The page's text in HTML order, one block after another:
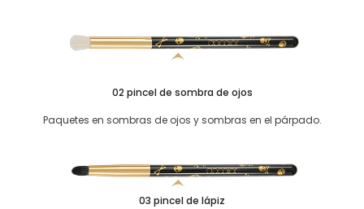
02 pincel de sombra de ojos
Paquetes en sombras de ojos y sombras en el párpado.
03 pincel de lápiz